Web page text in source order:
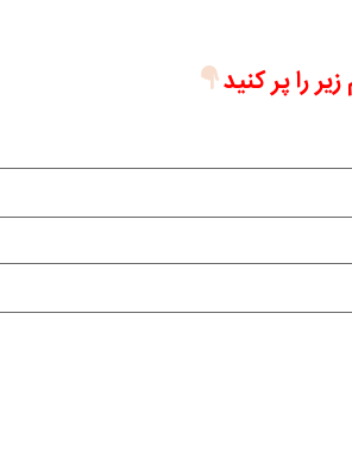
را پر کنید